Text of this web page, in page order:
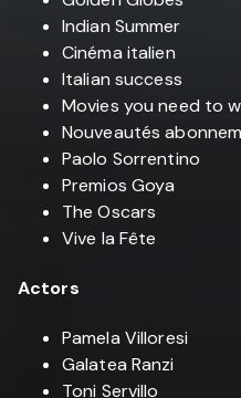
Indian Summer
Cinéma italien
Italian success
Movies you need to
Nouveautés
Paolo Sorrentino
Premios Goya
The Oscars
Vive la Fête
Actors
Pamela Villoresi
Galatea Ranzi
Toni Servillo